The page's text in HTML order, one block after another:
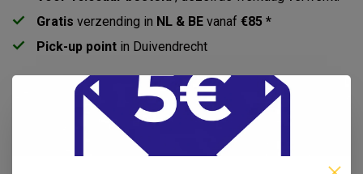
Gratis verzending in NL & BE vanaf €85 *
Pick-up point in Duivendrecht
Productomschrijving